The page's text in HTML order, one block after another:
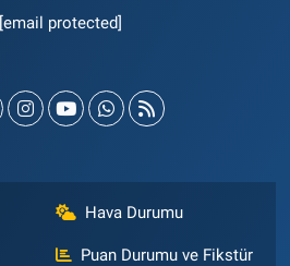
[email protected]
Hava Durumu
Puan Durumu ve Fikstür